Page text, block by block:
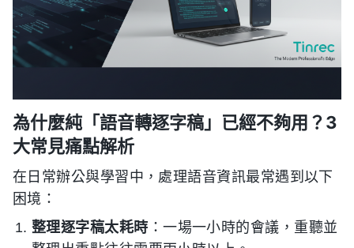
為什麼純「語音轉逐字稿」已經不夠用？3
大常見痛點解析
在日常辦公與學習中，處理語音資訊最常遇到以下
困境：
整理逐字稿太耗時 ：一場一小時的會議，重聽並